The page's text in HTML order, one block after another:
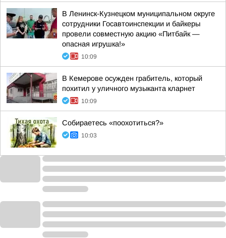
В Ленинск-Кузнецком муниципальном округе
сотрудники Госавтоинспекции и байкеры
провели совместную акцию «Питбайк —
опасная игрушка!»
10:09
В Кемерове осужден грабитель, который
похитил у уличного музыканта кларнет
10:09
Собираетесь «поохотиться?»
10:03